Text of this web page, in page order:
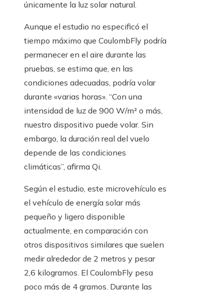
únicamente la luz solar natural.
Aunque el estudio no especificó el
tiempo máximo que CoulombFly podría
permanecer en el aire durante las
pruebas, se estima que, en las
condiciones adecuadas, podría volar
durante «varias horas». “Con una
intensidad de luz de 900 W/m² o más,
nuestro dispositivo puede volar. Sin
embargo, la duración real del vuelo
depende de las condiciones
climáticas”, afirma Qi.
Según el estudio, este microvehículo es
el vehículo de energía solar más
pequeño y ligero disponible
actualmente, en comparación con
otros dispositivos similares que suelen
medir alrededor de 2 metros y pesar
2,6 kilogramos. El CoulombFly pesa
poco más de 4 gramos. Durante las